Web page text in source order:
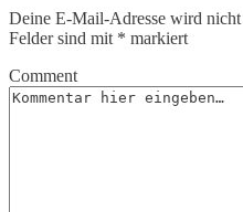
Deine E-Mail-Adresse wird
Felder sind mit * markiert
Comment